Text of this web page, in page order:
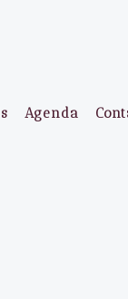
Agenda